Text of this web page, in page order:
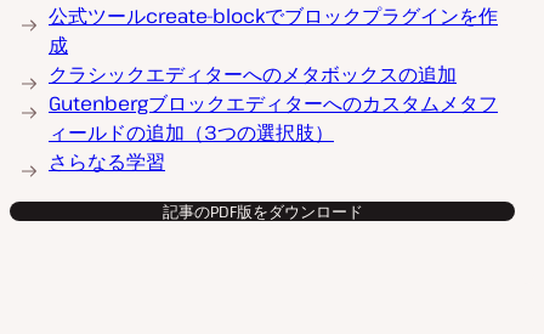
公式ツールcreate-blockでブロックプラグインを作
成
クラシックエディターへのメタボックスの追加
Gutenbergブロックエディターへのカスタムメタフ
ィールドの追加（3つの選択肢）
さらなる学習
記事のPDF版をダウンロード